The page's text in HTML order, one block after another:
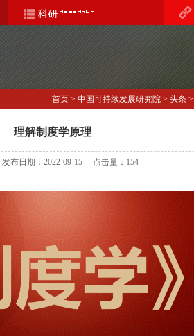
首页> 中国可持续发展研究院> 头条 >
理解制度学原理
布日期：2022-09-15 点击量： 154